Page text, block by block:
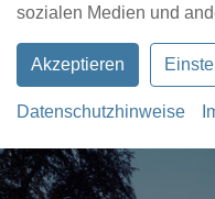
sozialen Medien und
Akzeptieren
Datenschutzhinweise